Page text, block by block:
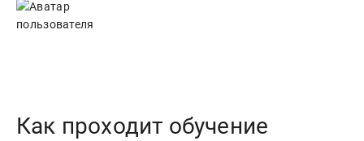
Как проходит обучение